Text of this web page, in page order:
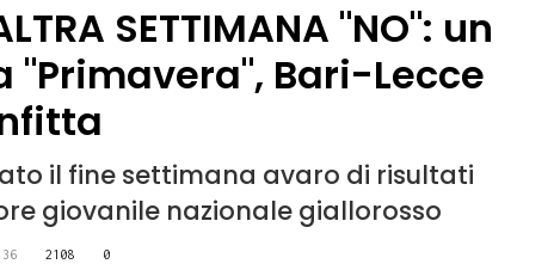
SETTIMANA "NO": un
"Primavera", Bari-Lecce
il fine settimana avaro di risultati
giovanile nazionale giallorosso
2108 0